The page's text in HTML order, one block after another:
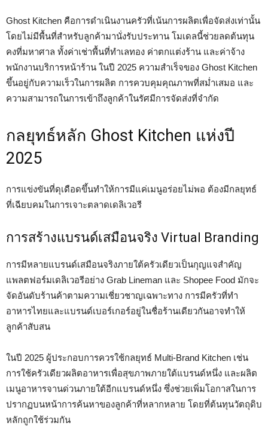
Ghost Kitchen คือการดำเนินงานครัวที่เน้นการผลิตเพื่อจัดส่งเท่านั้น
โดยไม่มีพื้นที่สำหรับลูกค้ามานั่งรับประทาน โมเดลนี้ช่วยลดต้นทุน
คงที่มหาศาล ทั้งค่าเช่าพื้นที่ทำเลทอง ค่าตกแต่งร้าน และค่าจ้าง
พนักงานบริการหน้าร้าน ในปี 2025 ความสำเร็จของ Ghost Kitchen
ขึ้นอยู่กับความเร็วในการผลิต การควบคุมคุณภาพที่สม่ำเสมอ และ
ความสามารถในการเข้าถึงลูกค้าในรัศมีการจัดส่งที่จำกัด
กลยุทธ์หลัก Ghost Kitchen แห่งปี
2025
การแข่งขันที่ดุเดือดขึ้นทำให้การมีแค่เมนูอร่อยไม่พอ ต้องมีกลยุทธ์
ที่เฉียบคมในการเจาะตลาดเดลิเวอรี
การสร้างแบรนด์เสมือนจริง Virtual Branding
การมีหลายแบรนด์เสมือนจริงภายใต้ครัวเดียวเป็นกุญแจสำคัญ
แพลตฟอร์มเดลิเวอรีอย่าง Grab Lineman และ Shopee Food มักจะ
จัดอันดับร้านค้าตามความเชี่ยวชาญเฉพาะทาง การมีครัวที่ทำ
อาหารไทยและแบรนด์เบอร์เกอร์อยู่ในชื่อร้านเดียวกันอาจทำให้
ลูกค้าสับสน
ในปี 2025 ผู้ประกอบการควรใช้กลยุทธ์ Multi-Brand Kitchen เช่น
การใช้ครัวเดียวผลิตอาหารเพื่อสุขภาพภายใต้แบรนด์หนึ่ง และผลิต
เมนูอาหารจานด่วนภายใต้อีกแบรนด์หนึ่ง ซึ่งช่วยเพิ่มโอกาสในการ
ปรากฏบนหน้าการค้นหาของลูกค้าที่หลากหลาย โดยที่ต้นทุนวัตถุดิบ
หลักถูกใช้ร่วมกัน